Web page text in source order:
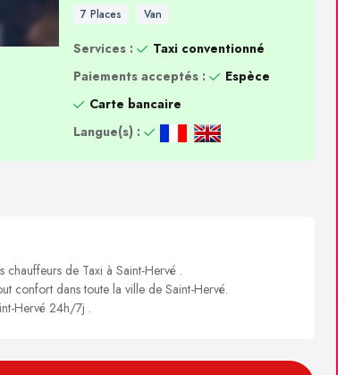
7 Places Van
Services :
Taxi conventionné
Paiements acceptés :
Espèce
Carte bancaire
Langue(s) :
de Taxi à Saint-Hervé .
confort dans toute la ville de Saint-Hervé.
Hervé 24h/7j .